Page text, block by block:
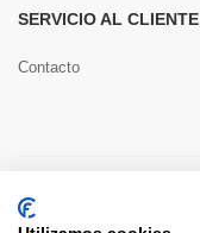
SERVICIO AL CLIENTE
Contacto